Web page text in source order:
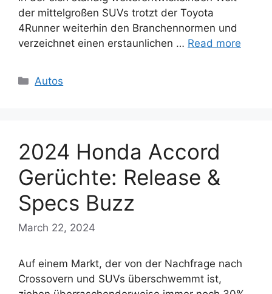
der mittelgroßen SUVs trotzt der Toyota
4Runner weiterhin den Branchennormen und
verzeichnet einen erstaunlichen … Read more
Categories
Autos
2024 Honda Accord
Gerüchte: Release &
Specs Buzz
March 22, 2024
Auf einem Markt, der von der Nachfrage nach
Crossovern und SUVs überschwemmt ist,